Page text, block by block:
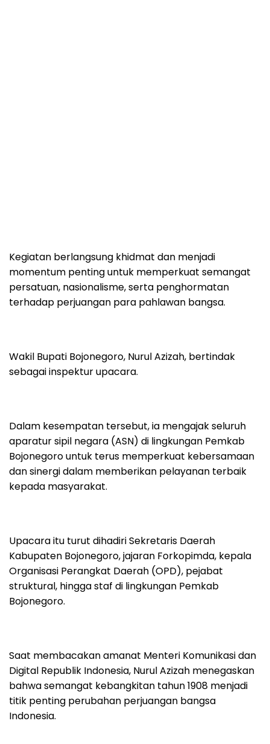
Kegiatan berlangsung khidmat dan menjadi
momentum penting untuk memperkuat semangat
persatuan, nasionalisme, serta penghormatan
terhadap perjuangan para pahlawan bangsa.
Wakil Bupati Bojonegoro, Nurul Azizah, bertindak
sebagai inspektur upacara.
Dalam kesempatan tersebut, ia mengajak seluruh
aparatur sipil negara (ASN) di lingkungan Pemkab
Bojonegoro untuk terus memperkuat kebersamaan
dan sinergi dalam memberikan pelayanan terbaik
kepada masyarakat.
Upacara itu turut dihadiri Sekretaris Daerah
Kabupaten Bojonegoro, jajaran Forkopimda, kepala
Organisasi Perangkat Daerah (OPD), pejabat
struktural, hingga staf di lingkungan Pemkab
Bojonegoro.
Saat membacakan amanat Menteri Komunikasi dan
Digital Republik Indonesia, Nurul Azizah menegaskan
bahwa semangat kebangkitan tahun 1908 menjadi
titik penting perubahan perjuangan bangsa
Indonesia.